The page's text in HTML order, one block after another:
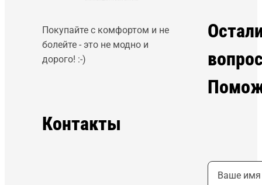
Покупайте с комфортом и не
болейте - это не модно и
дорого! :-)
Контакты